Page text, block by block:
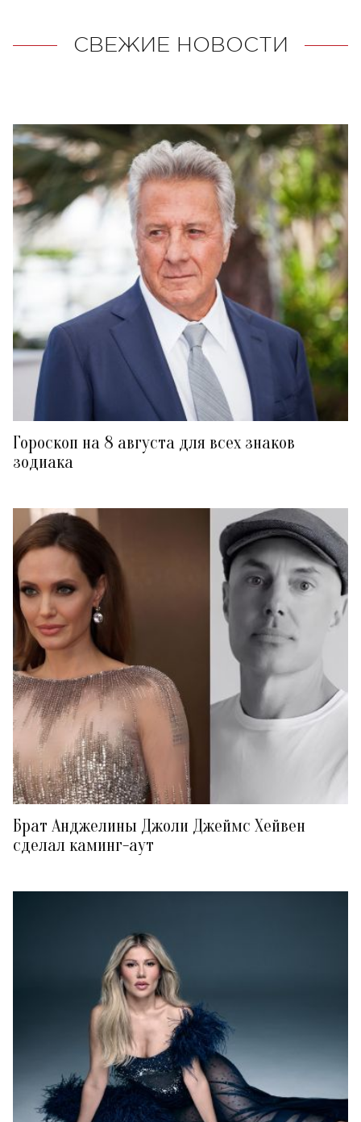
СВЕЖИЕ НОВОСТИ
Гороскоп на 8 августа для всех знаков
зодиака
Брат Анджелины Джоли Джеймс Хейвен
сделал каминг-аут